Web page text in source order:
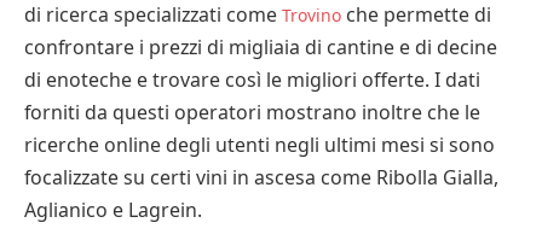
di ricerca specializzati come Trovino che permette di
confrontare i prezzi di migliaia di cantine e di decine
di enoteche e trovare così le migliori offerte. I dati
forniti da questi operatori mostrano inoltre che le
ricerche online degli utenti negli ultimi mesi si sono
focalizzate su certi vini in ascesa come Ribolla Gialla,
Aglianico e Lagrein.